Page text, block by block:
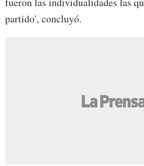
partido', concluyó.